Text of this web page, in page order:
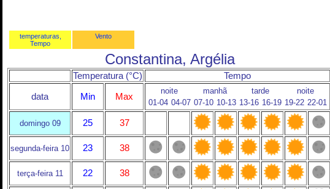
temperaturas,
Tempo
Vento
Constantina, Argélia
Temperatura (°C) Tempo
data Min Max
noite manhã tarde
noite
01-04 04-07 07-10 10-13 13-16 16-19 19-22 22-01
domingo 09 25 37
segunda-feira 10 23 38
terça-feira 11 22 38